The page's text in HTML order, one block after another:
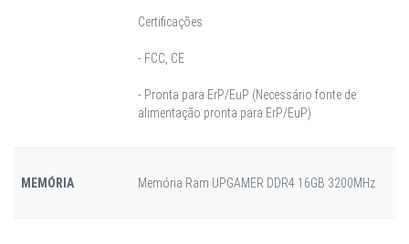
Certificações
- FCC, CE
- Pronta para ErP/EuP (Necessário fonte de
alimentação pronta para ErP/EuP)
MEMÓRIA Memória Ram UPGAMER DDR4 16GB 3200MHz